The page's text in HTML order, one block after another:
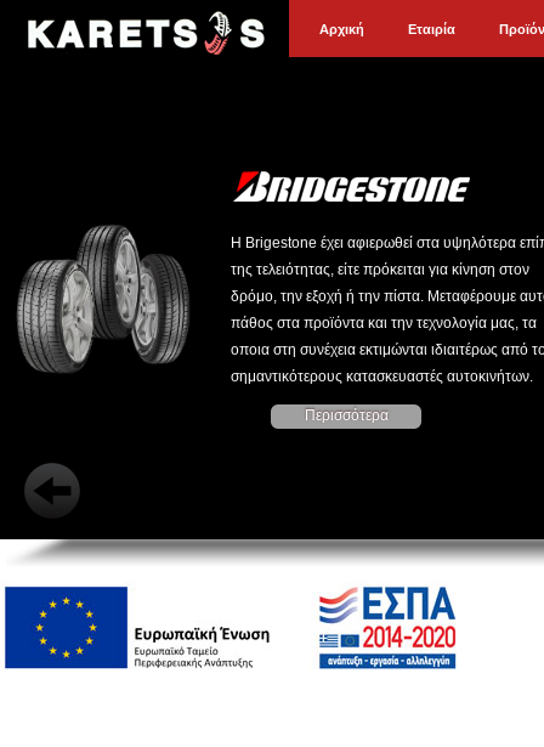
Αρχική Εταιρία
Η Brigestone έχει αφιερωθεί στα υψηλότερα
της τελειότητας, είτε πρόκειται για κίνηση στον
δρόμο, την εξοχή ή την πίστα. Μεταφέρουμε
πάθος στα προϊόντα και την τεχνολογία μας, τα
οποια στη συνέχεια εκτιμώνται ιδιαιτέρως από
σημαντικότερους κατασκευαστές αυτοκινήτων.
Περισσότερα